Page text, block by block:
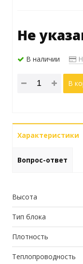
Не
В наличии
В
Характеристики
Вопрос-ответ
Высота
Тип блока
Плотность
Теплопроводность